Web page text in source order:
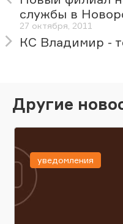
службы в
27 октября, 2011
КС Владимир -
Другие
уведомления